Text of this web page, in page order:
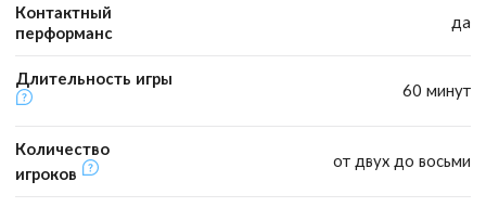
Контактный
перформанс
да
Длительность игры
60 минут
Количество
игроков
от двух до восьми